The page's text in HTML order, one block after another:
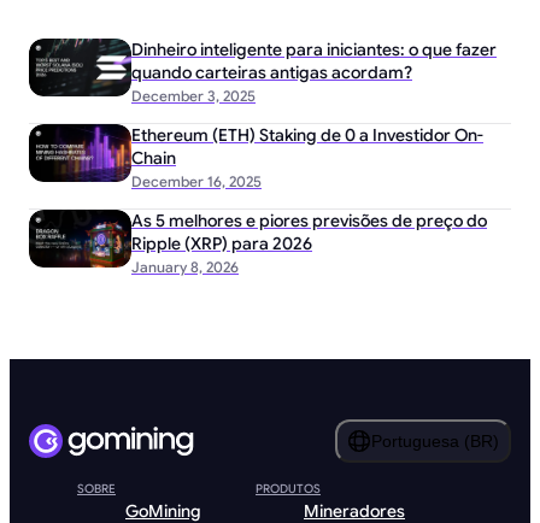
December 3, 2025
Dinheiro inteligente para iniciantes: o que fazer
quando carteiras antigas acordam?
December 16, 2025
Ethereum (ETH) Staking de 0 a Investidor On-
Chain
January 8, 2026
As 5 melhores e piores previsões de preço do
Ripple (XRP) para 2026
Portuguesa (BR)
SOBRE
GoMining
PRODUTOS
Mineradores